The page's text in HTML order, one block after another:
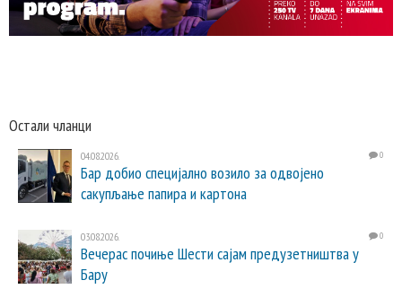
Остали чланци
04.08.2026. 0
Бар добио специјално возило за одвојено
сакупљање папира и картона
03.08.2026. 0
Вечерас почиње Шести сајам предузетништва у
Бару